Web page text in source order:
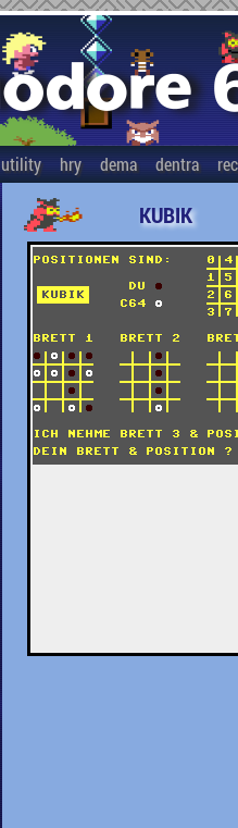
utility hry dema dentra
KUBIK